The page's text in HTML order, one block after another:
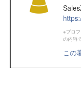
※プロ
の内容
この